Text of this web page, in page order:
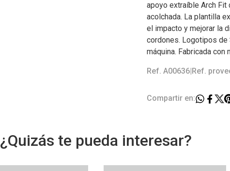
apoyo extraíble Arch
acolchada. La plantilla
el impacto y mejorar la
cordones. Logotipos
máquina. Fabricada con
Ref. A00636|Ref.
Compartir en:
¿Quizás te pueda interesar?